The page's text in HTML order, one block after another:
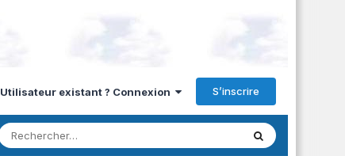
Utilisateur existant ? Connexion S’inscrire